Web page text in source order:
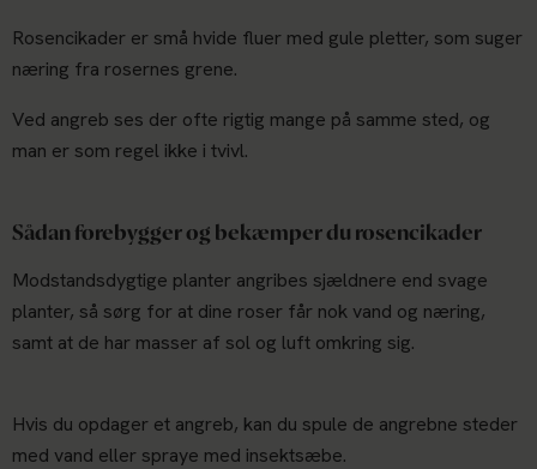
Rosencikader er små hvide fluer med gule pletter, som suger
næring fra rosernes grene.
Ved angreb ses der ofte rigtig mange på samme sted, og
man er som regel ikke i tvivl.
Sådan forebygger og bekæmper du rosencikader
Modstandsdygtige planter angribes sjældnere end svage
planter, så sørg for at dine roser får nok vand og næring,
samt at de har masser af sol og luft omkring sig.
Hvis du opdager et angreb, kan du spule de angrebne steder
med vand eller spraye med insektsæbe.